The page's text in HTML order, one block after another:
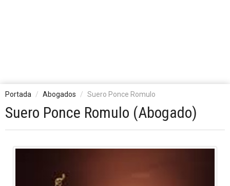
Portada Abogados Suero Ponce Romulo
Suero Ponce Romulo (Abogado)